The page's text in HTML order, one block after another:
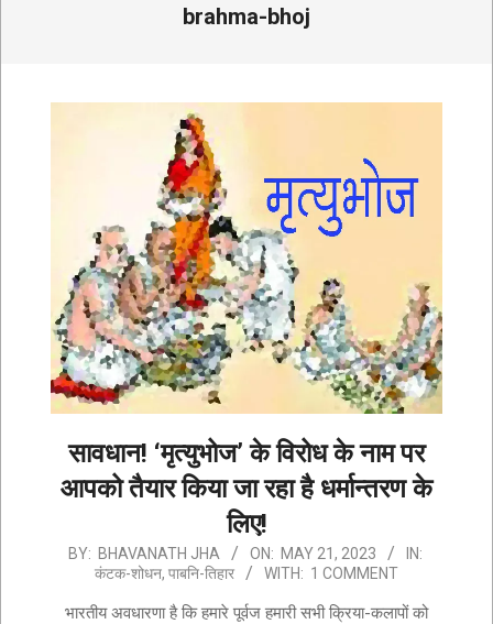
brahma-bhoj
सावधान! ‘मृत्युभोज’ के विरोध के नाम पर
आपको तैयार किया जा रहा है धर्मान्तरण के
लिए!
2023-
21
BY: BHAVANATH JHA ON: MAY 21, 2023
IN:
कंटक-शोधन, पाबनि-तिहार WITH: 1 COMMENT
भारतीय अवधारणा है कि हमारे पूर्वज हमारी सभी क्रिया-कलापों को